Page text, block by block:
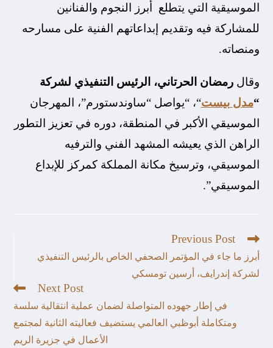
الموسيقية التي يتطلع أبرز النجوم والفنانين
للمشاركة فيه وتقديم إبداعاتهم الفنية على مسارحه
ومنصاته.
وقالرمضان الحرتاني، الرئيس التنفيذي لشركة
“مدل بيست“، “يواصل “ساوندستورم”، المهرجان
الموسيقي الأكبر في المنطقة، دوره في تعزيز التطور
الراهن الذي يعيشه المشهد الفني والترفيه
الموسيقي، وترسيخ مكانة المملكة كمركز للإبداع
الموسيقي”.
Previous Post
أبرز ما جاء في المؤتمر الصحفي الخاص بالرئيس التنفيذي
لشركة إندرايف، أرسين تومسكي
Next Post
في إطار جهوده المتواصلة لضمان عملية انتقالية سلسة
ومتكاملة أبوظبي العالمي يستضيف فعاليته الثانية لمجتمع
الأعمال في جزيرة الريم